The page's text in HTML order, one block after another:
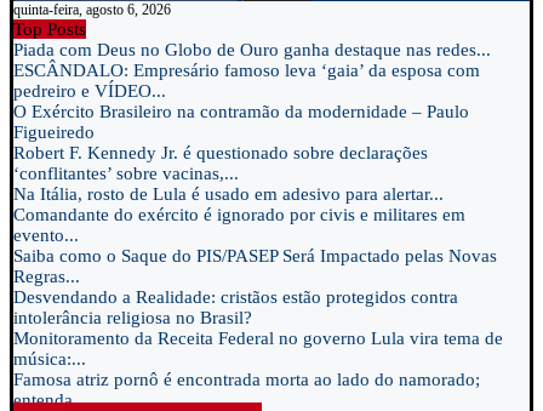
quinta-feira, agosto 6, 2026
Top Posts
Piada com Deus no Globo de Ouro ganha destaque nas redes...
ESCÂNDALO: Empresário famoso leva ‘gaia’ da esposa com
pedreiro e VÍDEO...
O Exército Brasileiro na contramão da modernidade – Paulo
Figueiredo
Robert F. Kennedy Jr. é questionado sobre declarações
‘conflitantes’ sobre vacinas,...
Na Itália, rosto de Lula é usado em adesivo para alertar...
Comandante do exército é ignorado por civis e militares em
evento...
Saiba como o Saque do PIS/PASEP Será Impactado pelas Novas
Regras...
Desvendando a Realidade: cristãos estão protegidos contra
intolerância religiosa no Brasil?
Monitoramento da Receita Federal no governo Lula vira tema de
música:...
Famosa atriz pornô é encontrada morta ao lado do namorado;
entenda...